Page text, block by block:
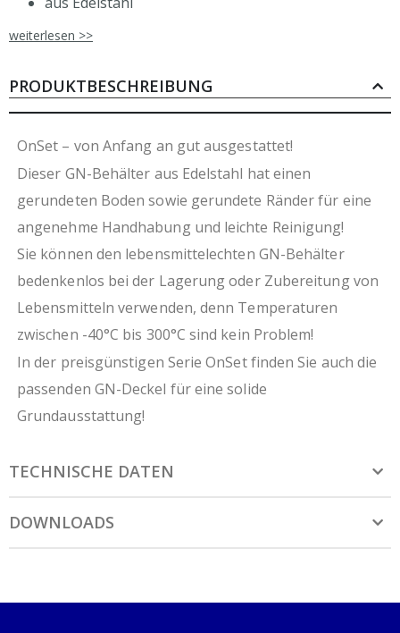
vielseitige Verwendung in: Kühlvitrinen und -
Transportbehältern sowie zur
Lebensmittellagerung
weiterlesen >>
PRODUKTBESCHREIBUNG
OnSet – von Anfang an gut ausgestattet!
Dieser GN-Behälter aus Edelstahl hat einen
gerundeten Boden sowie gerundete Ränder für eine
angenehme Handhabung und leichte Reinigung!
Sie können den lebensmittelechten GN-Behälter
bedenkenlos bei der Lagerung oder Zubereitung von
Lebensmitteln verwenden, denn Temperaturen
zwischen -40°C bis 300°C sind kein Problem!
In der preisgünstigen Serie OnSet finden Sie auch die
passenden GN-Deckel für eine solide
Grundausstattung!
TECHNISCHE DATEN
DOWNLOADS